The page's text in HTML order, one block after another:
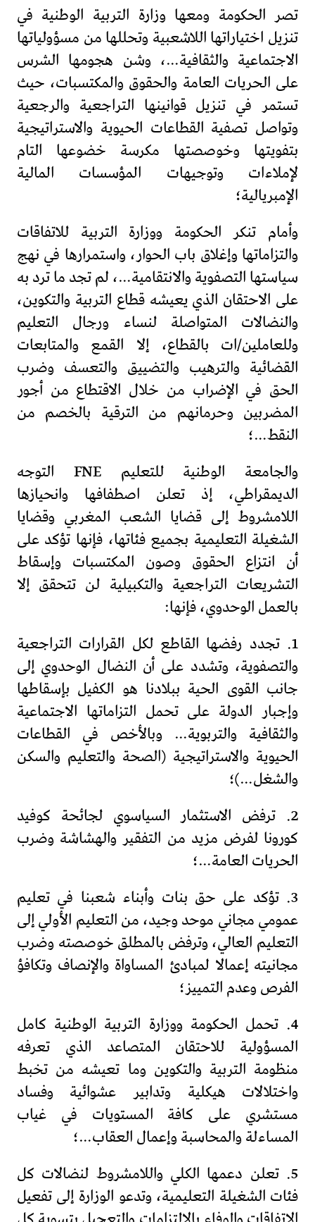
تصر الحكومة ومعها وزارة التربية الوطنية في
تنزيل اختياراتها اللاشعبية وتحللها من مسؤولياتها
الاجتماعية والثقافية…، وشن هجومها الشرس
على الحريات العامة والحقوق والمكتسبات، حيث
تستمر في تنزيل قوانينها التراجعية والرجعية
وتواصل تصفية القطاعات الحيوية والاستراتيجية
بتفويتها وخوصصتها مكرسة خضوعها التام
لإملاءات وتوجيهات المؤسسات المالية
الإمبريالية؛
وأمام تنكر الحكومة ووزارة التربية للاتفاقات
والتزاماتها وإغلاق باب الحوار، واستمرارها في نهج
سياستها التصفوية والانتقامية…، لم تجد ما ترد به
على الاحتقان الذي يعيشه قطاع التربية والتكوين،
والنضالات المتواصلة لنساء ورجال التعليم
وللعاملين/ات بالقطاع، إلا القمع والمتابعات
القضائية والترهيب والتضييق والتعسف وضرب
الحق في الإضراب من خلال الاقتطاع من أجور
المضربين وحرمانهم من الترقية بالخصم من
النقط…؛
والجامعة الوطنية للتعليم FNE التوجه
الديمقراطي، إذ تعلن اصطفافها وانحيازها
اللامشروط إلى قضايا الشعب المغربي وقضايا
الشغيلة التعليمية بجميع فئاتها، فإنها تؤكد على
أن انتزاع الحقوق وصون المكتسبات وإسقاط
التشريعات التراجعية والتكبيلية لن تتحقق إلا
بالعمل الوحدوي، فإنها:
1. تجدد رفضها القاطع لكل القرارات التراجعية
والتصفوية، وتشدد على أن النضال الوحدوي إلى
جانب القوى الحية ببلادنا هو الكفيل بإسقاطها
وإجبار الدولة على تحمل التزاماتها الاجتماعية
والثقافية والتربوية… وبالأخص في القطاعات
الحيوية والاستراتيجية (الصحة والتعليم والسكن
والشغل…)؛
2. ترفض الاستثمار السياسوي لجائحة كوفيد
كورونا لفرض مزيد من التفقير والهشاشة وضرب
الحريات العامة…؛
3. تؤكد على حق بنات وأبناء شعبنا في تعليم
عمومي مجاني موحد وجيد، من التعليم الأولي إلى
التعليم العالي، وترفض بالمطلق خوصصته وضرب
مجانيته إعمالا لمبادئ المساواة والإنصاف وتكافؤ
الفرص وعدم التمييز؛
4. تحمل الحكومة ووزارة التربية الوطنية كامل
المسؤولية للاحتقان المتصاعد الذي تعرفه
منظومة التربية والتكوين وما تعيشه من تخبط
واختلالات هيكلية وتدابير عشوائية وفساد
مستشري على كافة المستويات في غياب
المساءلة والمحاسبة وإعمال العقاب…؛
5. تعلن دعمها الكلي واللامشروط لنضالات كل
فئات الشغيلة التعليمية، وتدعو الوزارة إلى تفعيل